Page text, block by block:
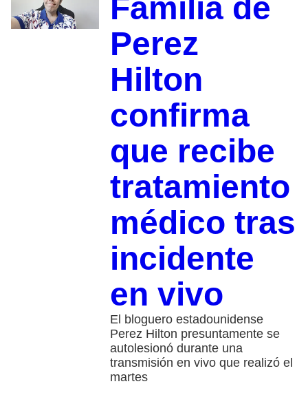
Familia de
Perez
Hilton
confirma
que recibe
tratamiento
médico tras
incidente
en vivo
El bloguero estadounidense
Perez Hilton presuntamente se
autolesionó durante una
transmisión en vivo que realizó el
martes